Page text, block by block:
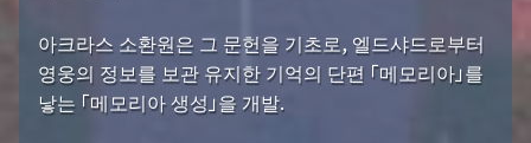
아크라스 소환원은 그 문헌을 기초로, 엘드샤드로부터
영웅의 정보를 보관 유지한 기억의 단편 「메모리아」를
낳는 「메모리아 생성」을 개발.